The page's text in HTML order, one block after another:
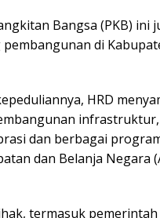
Bangsa (PKB) ini
di
HRD
dan berbagai
dan Belanja Negara
termasuk